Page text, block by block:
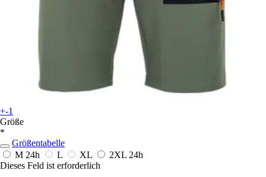
+-1
Größe
*
Größentabelle
M 24h L XL 2XL 24h
Dieses Feld ist erforderlich